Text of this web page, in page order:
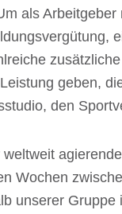
als
geben,
den
welt­weit
Wochen
unse­rer